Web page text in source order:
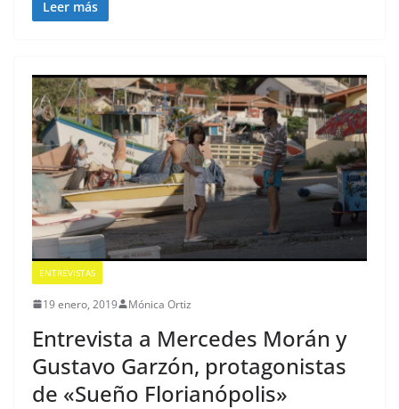
Leer más
ENTREVISTAS
19 enero, 2019 Mónica Ortiz
Entrevista a Mercedes Morán y
Gustavo Garzón, protagonistas
de «Sueño Florianópolis»